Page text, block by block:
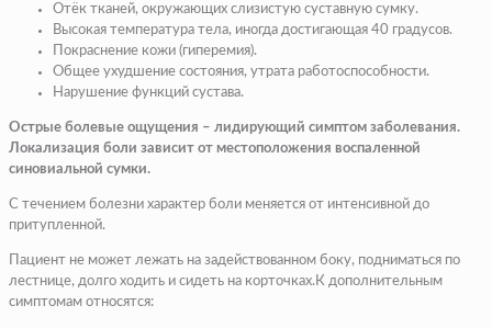
Отёк тканей, окружающих слизистую суставную сумку.
Высокая температура тела, иногда достигающая 40 градусов.
Покраснение кожи (гиперемия).
Общее ухудшение состояния, утрата работоспособности.
Нарушение функций сустава.
Острые болевые ощущения – лидирующий симптом заболевания.
Локализация боли зависит от местоположения воспаленной
синовиальной сумки.
С течением болезни характер боли меняется от интенсивной до
притупленной.
Пациент не может лежать на задействованном боку, подниматься по
лестнице, долго ходить и сидеть на корточках.К дополнительным
симптомам относятся: